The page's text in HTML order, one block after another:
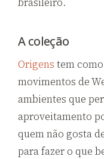
A coleção
Origens tem
movimentos de
ambientes que
aproveitamento
quem não gosta
para fazer o que